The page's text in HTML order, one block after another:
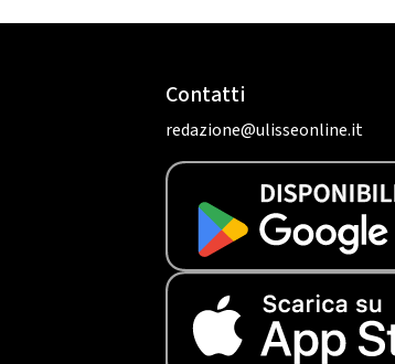
Contatti
redazione@ulisseonline.it